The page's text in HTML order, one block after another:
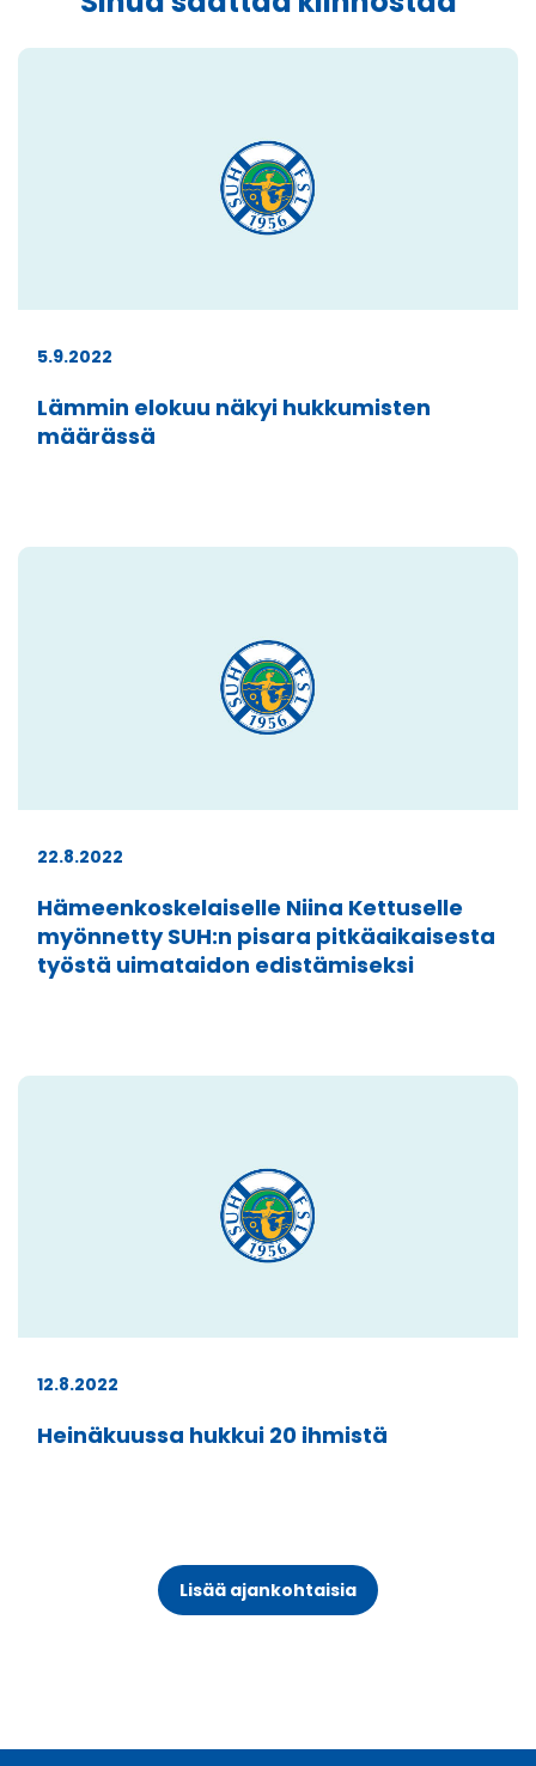
5.9.2022
Lämmin elokuu näkyi hukkumisten
määrässä
22.8.2022
Hämeenkoskelaiselle Niina Kettuselle
myönnetty SUH:n pisara pitkäaikaisesta
työstä uimataidon edistämiseksi
12.8.2022
Heinäkuussa hukkui 20 ihmistä
Lisää ajankohtaisia